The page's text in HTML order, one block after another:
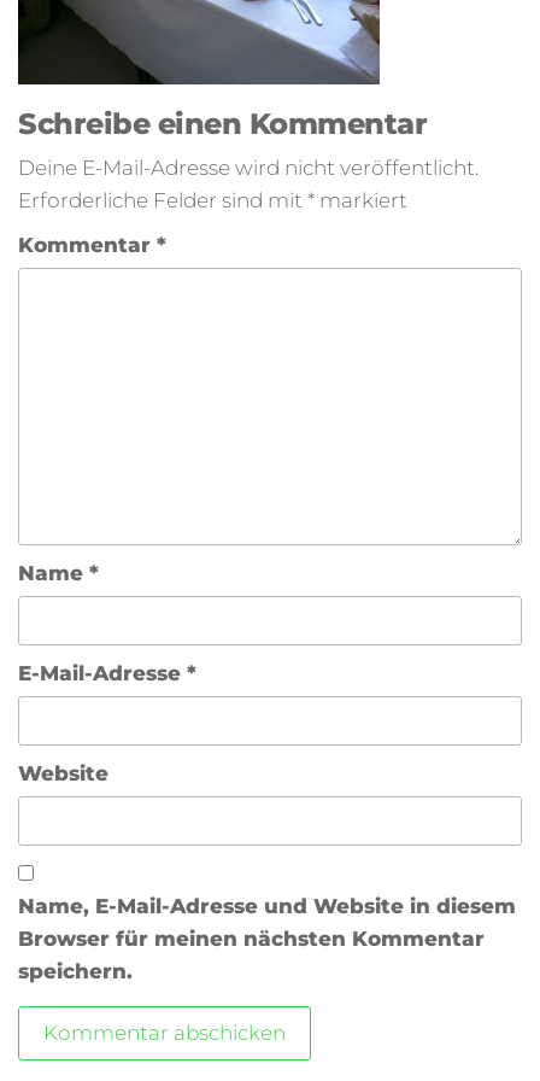
Schreibe einen Kommentar
Deine E-Mail-Adresse wird nicht veröffentlicht.
Erforderliche Felder sind mit * markiert
Kommentar *
Name *
E-Mail-Adresse *
Website
Name, E-Mail-Adresse und Website in diesem
Browser für meinen nächsten Kommentar
speichern.